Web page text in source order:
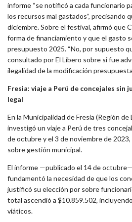
informe “se notificó a cada funcionario
los recursos mal gastados”, precisando
diciembre. Sobre el festival, afirmó que
forma de financiamiento y que el gasto
presupuesto 2025. “No, por supuesto
consultado porEl Líbero sobre si fue
ilegalidad de la modificación
Fresia: viaje a Perú de concejales sin
legal
En la Municipalidad de Fresia (Región
investigó un viaje a Perú de tres
de octubre y el 3 de noviembre de
sobre gestión municipal.
El informe —publicado el 14 de
fundamentó la necesidad de que los
justificó su elección por sobre
total ascendió a $10.859.502,
viáticos.